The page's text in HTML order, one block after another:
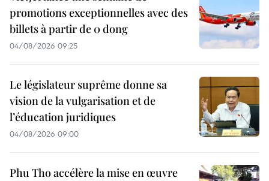
promotions exceptionnelles avec des
billets à partir de 0 dong
04/08/2026 09:25
Le législateur suprême donne sa
vision de la vulgarisation et de
l’éducation juridiques
04/08/2026 09:00
Phu Tho accélère la mise en œuvre